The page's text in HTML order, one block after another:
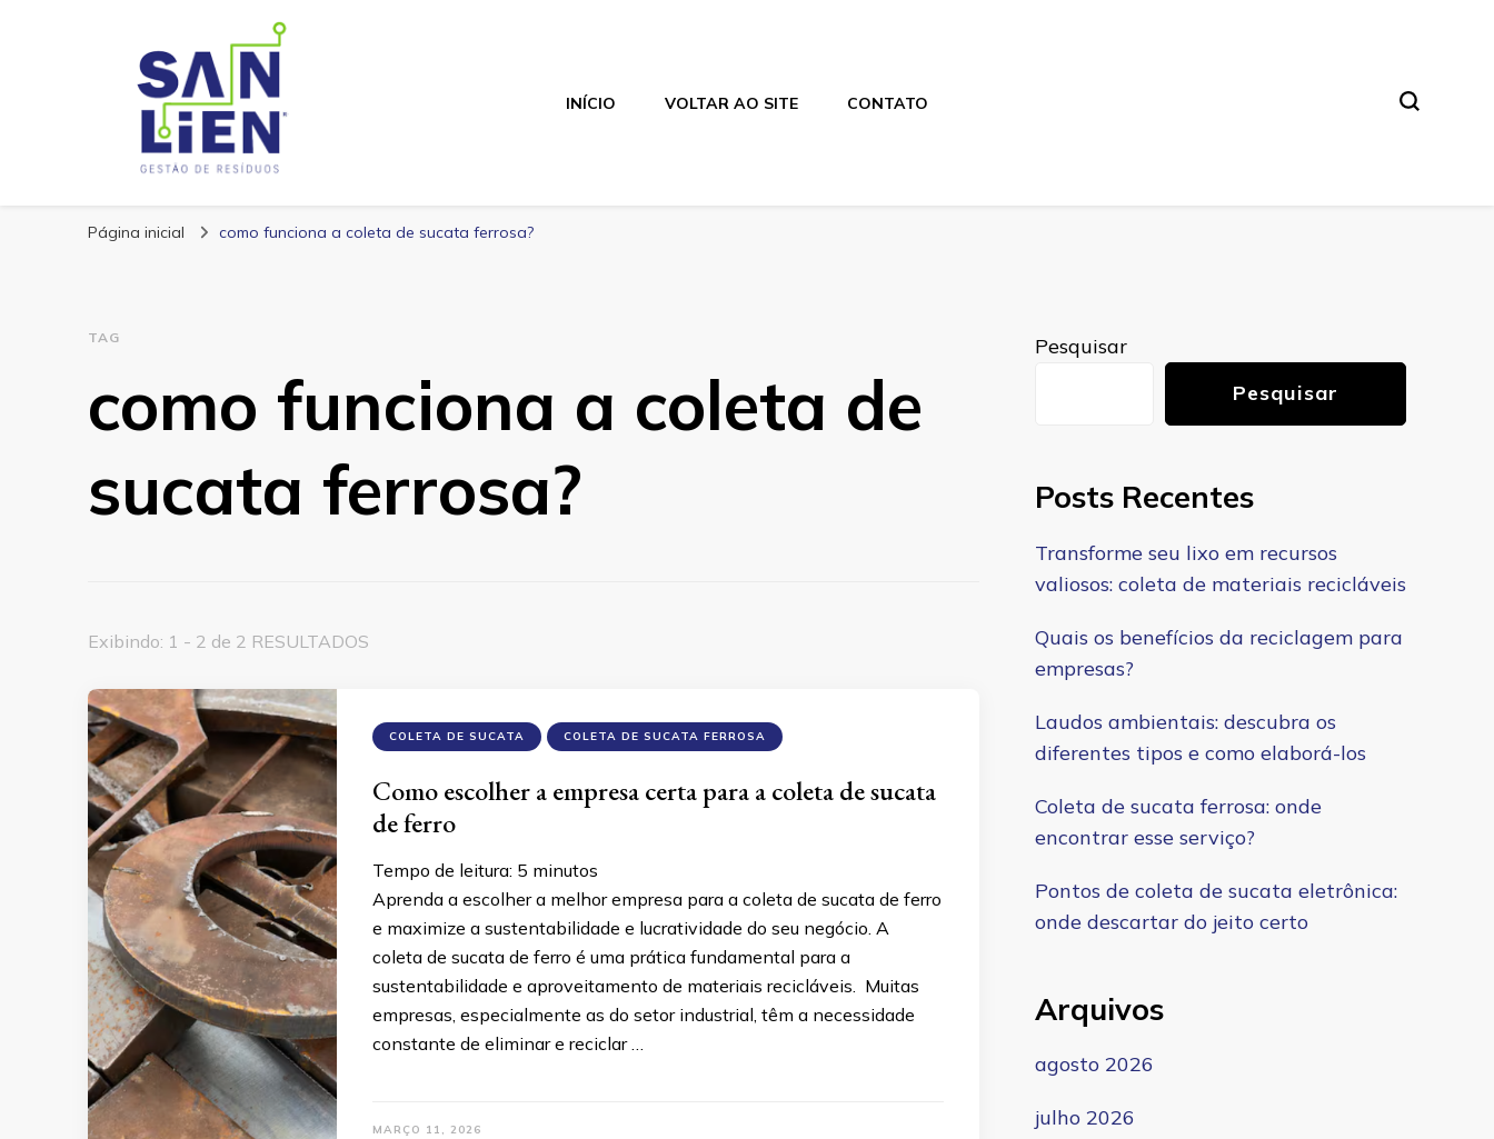
San Lien
INÍCIO VOLTAR AO SITE CONTATO
Página inicial como funciona a coleta de sucata ferrosa?
TAG
como funciona a coleta de
sucata ferrosa?
Exibindo: 1 - 2 de 2 RESULTADOS
COLETA DE SUCATA COLETA DE SUCATA FERROSA
Como escolher a empresa certa para a coleta de sucata
de ferro
Tempo de leitura: 5 minutos
Aprenda a escolher a melhor empresa para a coleta de sucata de ferro
e maximize a sustentabilidade e lucratividade do seu negócio. A
coleta de sucata de ferro é uma prática fundamental para a
sustentabilidade e aproveitamento de materiais recicláveis. Muitas
empresas, especialmente as do setor industrial, têm a necessidade
constante de eliminar e reciclar …
MARÇO 11, 2026
Pesquisar
Pesquisar
Posts Recentes
Transforme seu lixo em recursos
valiosos: coleta de materiais recicláveis
Quais os benefícios da reciclagem para
empresas?
Laudos ambientais: descubra os
diferentes tipos e como elaborá-los
Coleta de sucata ferrosa: onde
encontrar esse serviço?
Pontos de coleta de sucata eletrônica:
onde descartar do jeito certo
Arquivos
agosto 2026
julho 2026